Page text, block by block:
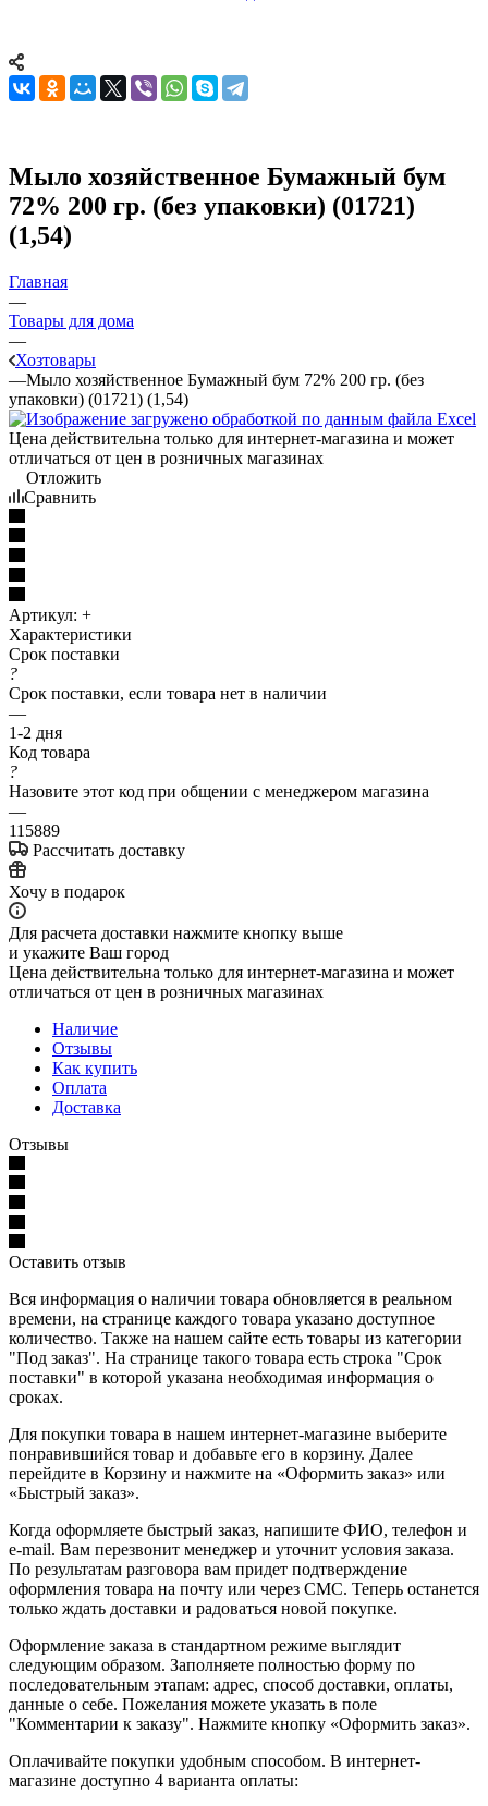
Мыло хозяйственное Бумажный бум
72% 200 гр. (без упаковки) (01721)
(1,54)
Главная
—
Товары для дома
—
Хозтовары
—Мыло хозяйственное Бумажный бум 72% 200 гр. (без
упаковки) (01721) (1,54)
Цена действительна только для интернет-магазина и может
отличаться от цен в розничных магазинах
Отложить
Сравнить
Артикул: +
Характеристики
Срок поставки
?
Срок поставки, если товара нет в наличии
—
1-2 дня
Код товара
?
Назовите этот код при общении с менеджером магазина
—
115889
Рассчитать доставку
Хочу в подарок
Для расчета доставки нажмите кнопку выше
и укажите Ваш город
Цена действительна только для интернет-магазина и может
отличаться от цен в розничных магазинах
Наличие
Отзывы
Как купить
Оплата
Доставка
Отзывы
Оставить отзыв
Вся информация о наличии товара обновляется в реальном
времени, на странице каждого товара указано доступное
количество. Также на нашем сайте есть товары из категории
"Под заказ". На странице такого товара есть строка "Срок
поставки" в которой указана необходимая информация о
сроках.
Для покупки товара в нашем интернет-магазине выберите
понравившийся товар и добавьте его в корзину. Далее
перейдите в Корзину и нажмите на «Оформить заказ» или
«Быстрый заказ».
Когда оформляете быстрый заказ, напишите ФИО, телефон и
e-mail. Вам перезвонит менеджер и уточнит условия заказа.
По результатам разговора вам придет подтверждение
оформления товара на почту или через СМС. Теперь останется
только ждать доставки и радоваться новой покупке.
Оформление заказа в стандартном режиме выглядит
следующим образом. Заполняете полностью форму по
последовательным этапам: адрес, способ доставки, оплаты,
данные о себе. Пожелания можете указать в поле
"Комментарии к заказу". Нажмите кнопку «Оформить заказ».
Оплачивайте покупки удобным способом. В интернет-
магазине доступно 4 варианта оплаты: